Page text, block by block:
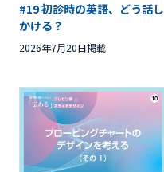
#19 初診時の英語、どう話し
かける？
2026年7月20日掲載